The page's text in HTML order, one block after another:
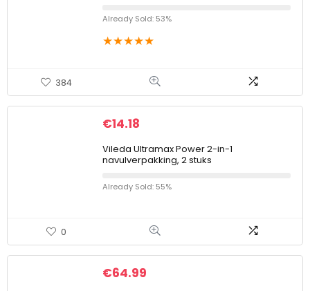
Already Sold: 53%
★★★★★
384
€14.18
Vileda Ultramax Power 2-in-1
navulverpakking, 2 stuks
Already Sold: 55%
0
€64.99